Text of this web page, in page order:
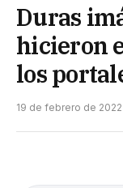
Duras
hicieron
los
19 de febrero de 2022